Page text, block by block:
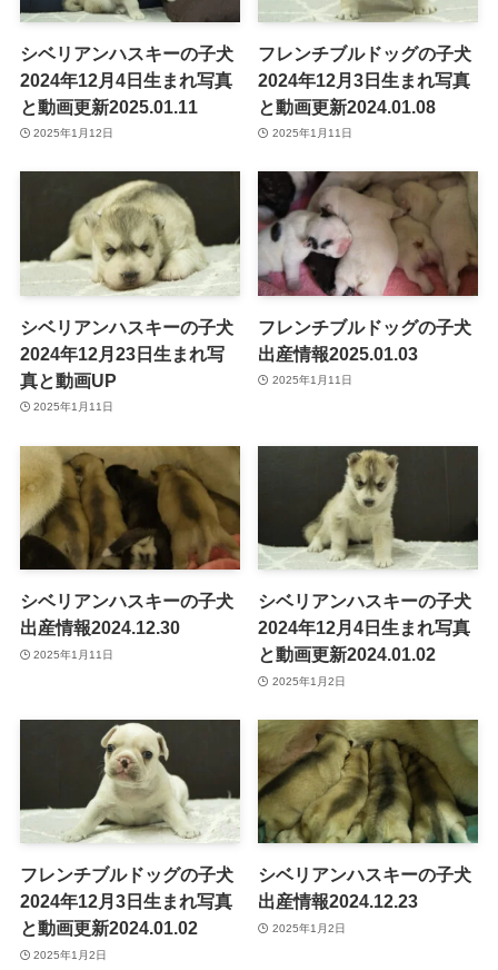
シベリアンハスキーの子犬
2024年12月4日生まれ写真
と動画更新2025.01.11
2025年1月12日
フレンチブルドッグの子犬
2024年12月3日生まれ写真
と動画更新2024.01.08
2025年1月11日
シベリアンハスキーの子犬
2024年12月23日生まれ写
真と動画UP
2025年1月11日
フレンチブルドッグの子犬
出産情報2025.01.03
2025年1月11日
シベリアンハスキーの子犬
出産情報2024.12.30
2025年1月11日
シベリアンハスキーの子犬
2024年12月4日生まれ写真
と動画更新2024.01.02
2025年1月2日
フレンチブルドッグの子犬
2024年12月3日生まれ写真
と動画更新2024.01.02
2025年1月2日
シベリアンハスキーの子犬
出産情報2024.12.23
2025年1月2日